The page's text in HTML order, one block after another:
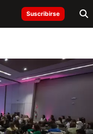
Suscribirse